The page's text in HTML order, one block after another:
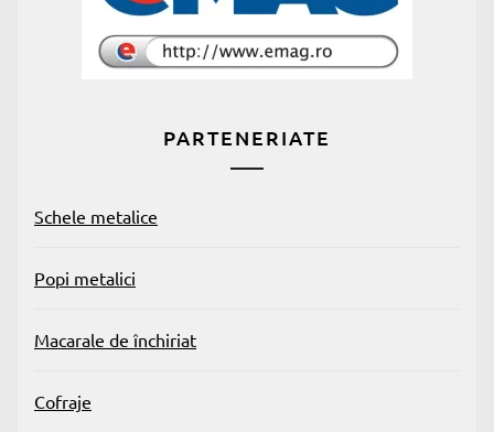
PARTENERIATE
Schele metalice
Popi metalici
Macarale de închiriat
Cofraje